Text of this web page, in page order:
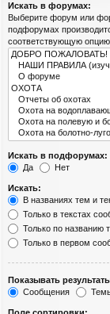
Искать в форумах:
Выберите форум или
подфорумах
соответствующую опцию
Искать в подфорумах:
Да
Нет
Искать:
В названиях тем и
Только в текстах
Только по названию
Только в первом
Показывать
Сообщения
Поле сортировки: